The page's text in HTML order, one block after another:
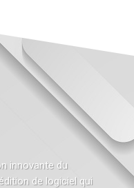
innovante du
de logiciel qui